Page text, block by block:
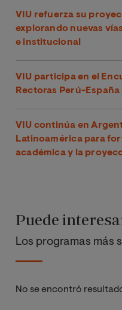
VIU refuerza su
explorando nuevas
e institucional
VIU participa en el
Rectoras Perú-
VIU continúa en
Latinoamérica para
académica y la
Puede
Los programas más
No se encontró